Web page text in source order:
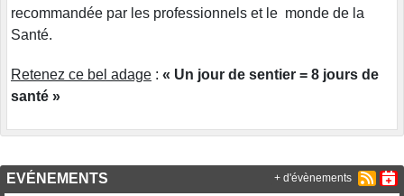
recommandée par les professionnels et le monde de la
Santé.
Retenez ce bel adage : « Un jour de sentier = 8 jours de
santé »
EVÉNEMENTS + d'évènements